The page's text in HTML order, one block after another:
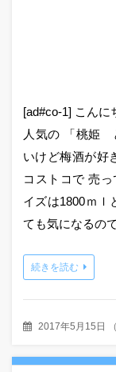
[ad#co-1] こん
人気の 「桃姫
いけど梅酒が好
コストコで 売
イズは1800ｍｌ
ても気になるの
続きを読む
2017年5月15日 （